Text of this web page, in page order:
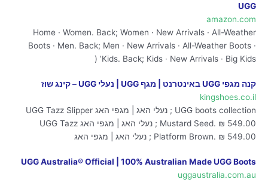
UGG
amazon.com
Home · Women. Back; Women · New Arrivals · All-Weather
Boots · Men. Back; Men · New Arrivals · All-Weather Boots ·
Kids. Back; Kids · New Arrivals · Big Kids’ (
קנה מגפי UGG באינטרנט | מגף UGG | נעלי UGG – קינג שוז
kingshoes.co.il
UGG boots collection ; נעלי האג | מגפי האג UGG Tazz Slipper
Mustard Seed. ₪ 549.00 ; נעלי האג | מגפי האג UGG Tazz
Platform Brown. ₪ 549.00 ; נעלי האג | מגפי האג
UGG Australia® Official | 100% Australian Made UGG Boots
uggaustralia.com.au